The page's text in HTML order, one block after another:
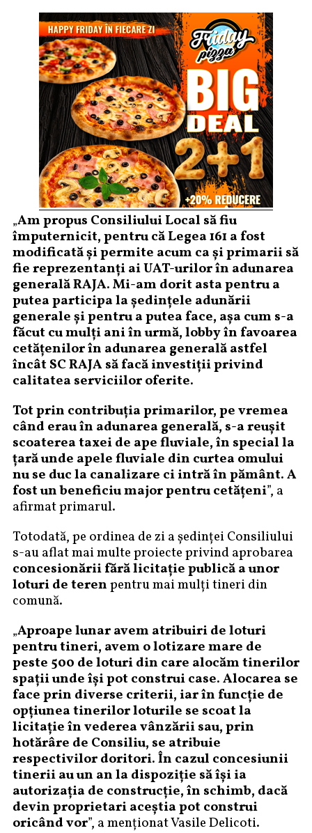
„Am propus Consiliului Local să fiu
împuternicit, pentru că Legea 161 a fost
modificată și permite acum ca și primarii să
fie reprezentanți ai UAT-urilor în adunarea
generală RAJA. Mi-am dorit asta pentru a
putea participa la ședințele adunării
generale și pentru a putea face, așa cum s-a
făcut cu mulți ani în urmă, lobby în favoarea
cetățenilor în adunarea generală astfel
încât SC RAJA să facă investiții privind
calitatea serviciilor oferite.
Tot prin contribuția primarilor, pe vremea
când erau în adunarea generală, s-a reușit
scoaterea taxei de ape fluviale, în special la
țară unde apele fluviale din curtea omului
nu se duc la canalizare ci intră în pământ. A
fost un beneficiu major pentru cetățeni”, a
afirmat primarul.
Totodată, pe ordinea de zi a ședinței Consiliului
s-au aflat mai multe proiecte privind aprobarea
concesionării fără licitație publică a unor
loturi de terenpentru mai mulți tineri din
comună.
„Aproape lunar avem atribuiri de loturi
pentru tineri, avem o lotizare mare de
peste 500 de loturi din care alocăm tinerilor
spații unde își pot construi case. Alocarea se
face prin diverse criterii, iar în funcție de
opțiunea tinerilor loturile se scoat la
licitație în vederea vânzării sau, prin
hotărâre de Consiliu, se atribuie
respectivilor doritori. În cazul concesiunii
tinerii au un an la dispoziție să își ia
autorizația de construcție, în schimb, dacă
devin proprietari aceștia pot construi
oricând vor”, a menționat Vasile Delicoti.